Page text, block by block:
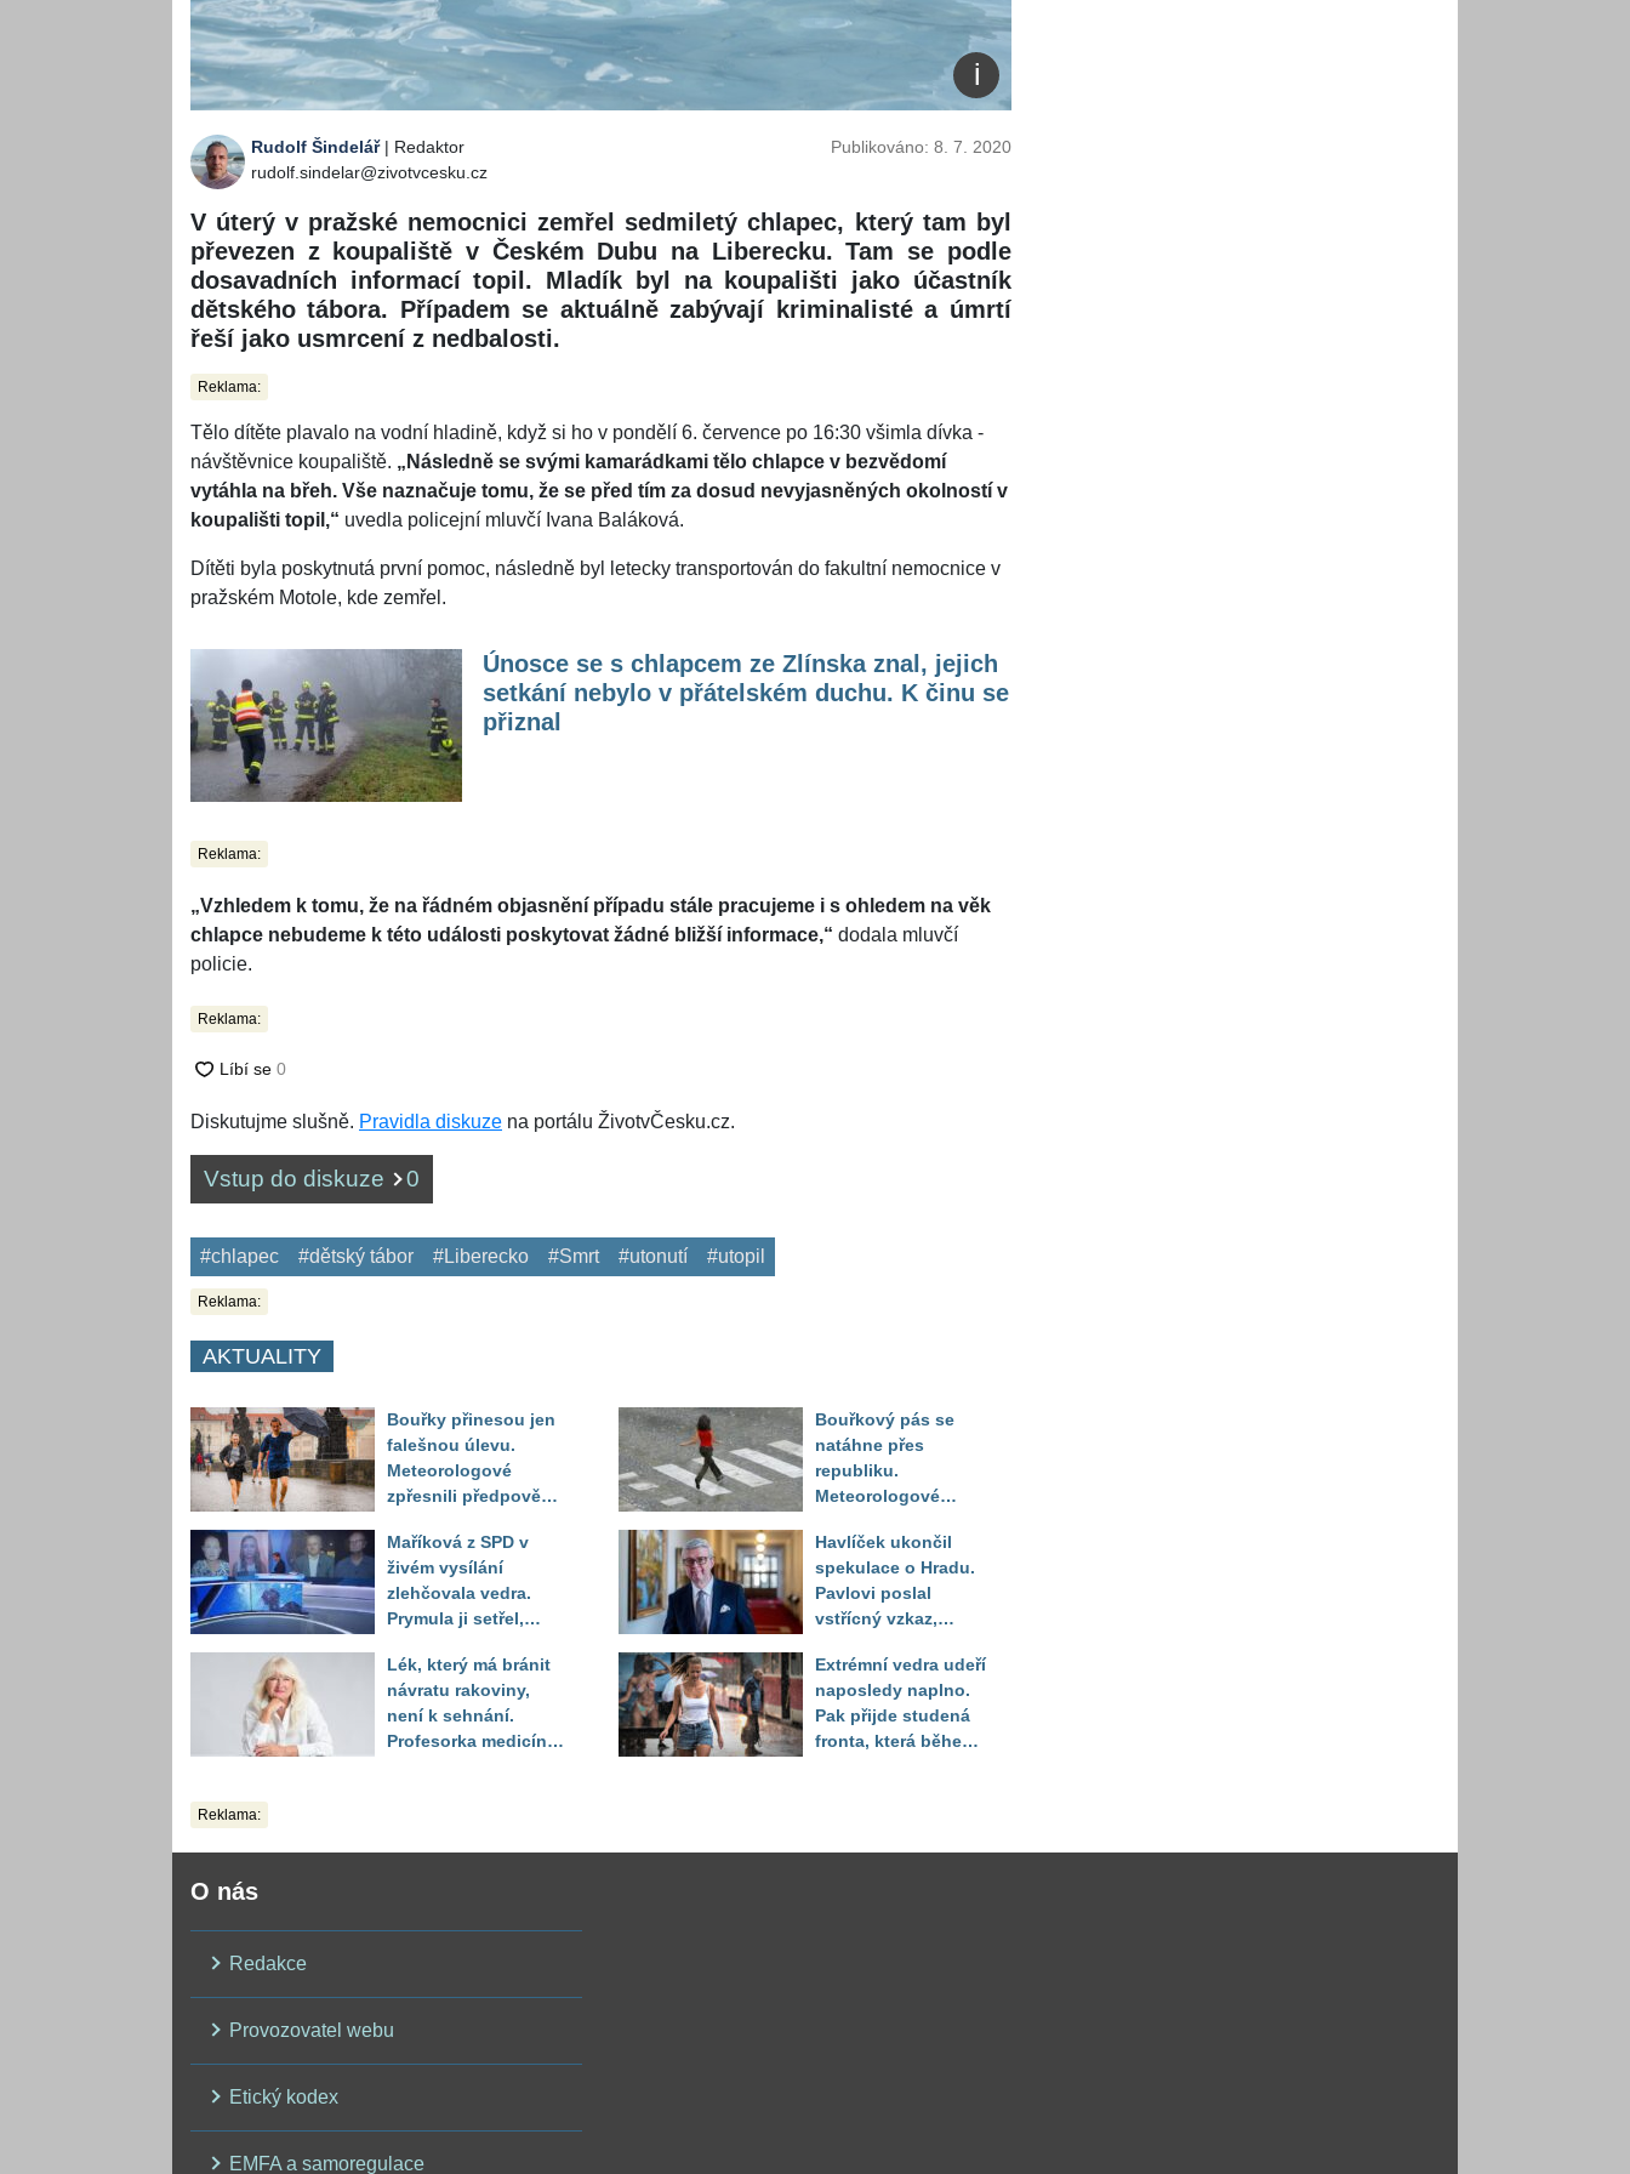
Rudolf Šindelář| Redaktor
rudolf.sindelar@zivotvcesku.cz
Publikováno: 8. 7. 2020
V úterý v pražské nemocnici zemřel sedmiletý chlapec, který tam byl
převezen z koupaliště v Českém Dubu na Liberecku. Tam se podle
dosavadních informací topil. Mladík byl na koupališti jako účastník
dětského tábora. Případem se aktuálně zabývají kriminalisté a úmrtí
řeší jako usmrcení z nedbalosti.
Reklama:
Tělo dítěte plavalo na vodní hladině, když si ho v pondělí 6. července po 16:30 všimla dívka -
návštěvnice koupaliště. „Následně se svými kamarádkami tělo chlapce v bezvědomí
vytáhla na břeh. Vše naznačuje tomu, že se před tím za dosud nevyjasněných okolností v
koupališti topil,“ uvedla policejní mluvčí Ivana Baláková.
Dítěti byla poskytnutá první pomoc, následně byl letecky transportován do fakultní nemocnice v
pražském Motole, kde zemřel.
Únosce se s chlapcem ze Zlínska znal, jejich
setkání nebylo v přátelském duchu. K činu se
přiznal
Reklama:
„Vzhledem k tomu, že na řádném objasnění případu stále pracujeme i s ohledem na věk
chlapce nebudeme k této události poskytovat žádné bližší informace,“ dodala mluvčí
policie.
Reklama:
Diskutujme slušně. Pravidla diskuze na portálu ŽivotvČesku.cz.
Vstup do diskuze 0
#chlapec #dětský tábor #Liberecko #Smrt #utonutí #utopil
Reklama:
AKTUALITY
Bouřky přinesou jen
falešnou úlevu.
Meteorologové
zpřesnili předpověď
horkého počasí
Maříková z SPD v
živém vysílání
zlehčovala vedra.
Prymula ji setřel,
číslo
Lék, který má bránit
návratu rakoviny,
není k sehnání.
Profesorka medicíny
Bouřkový pás se
natáhne přes
republiku.
Meteorologové
výstrahou, kde hrozí
kroupy a prudký vítr
Havlíček ukončil
spekulace o Hradu.
Pavlovi poslal
vstřícný vzkaz,
setřel
Extrémní vedra udeří
naposledy naplno.
Pak přijde studená
fronta, která během
Reklama:
O nás
Redakce
Provozovatel webu
Etický kodex
EMFA a samoregulace